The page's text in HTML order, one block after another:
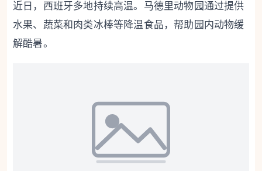
近日，西班牙多地持续高温。马德里动物园通过提供
水果、蔬菜和肉类冰棒等降温食品，帮助园内动物缓
解酷暑。